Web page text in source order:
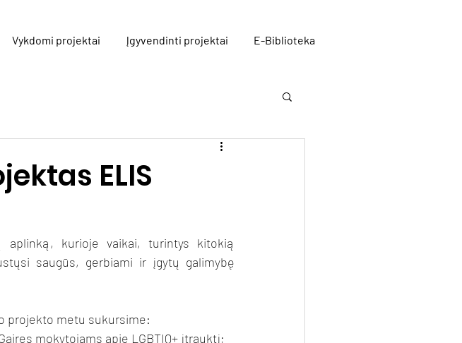
Vykdomi projektai Įgyvendinti projektai E-Biblioteka
ELIS
kurioje vaikai, turintys kitokią
saugūs, gerbiami ir įgytų galimybę
projekto metu sukursime:
mokytojams apie LGBTIQ+ įtrauktį;